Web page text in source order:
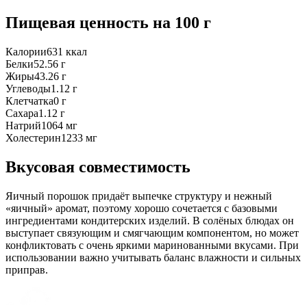
Пищевая ценность на 100 г
Калории631 ккал
Белки52.56 г
Жиры43.26 г
Углеводы1.12 г
Клетчатка0 г
Сахара1.12 г
Натрий1064 мг
Холестерин1233 мг
Вкусовая совместимость
Яичный порошок придаёт выпечке структуру и нежный
«яичный» аромат, поэтому хорошо сочетается с базовыми
ингредиентами кондитерских изделий. В солёных блюдах он
выступает связующим и смягчающим компонентом, но может
конфликтовать с очень яркими маринованными вкусами. При
использовании важно учитывать баланс влажности и сильных
приправ.